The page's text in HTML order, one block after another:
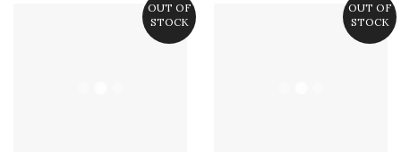
OUT OF
STOCK
OUT OF
STOCK